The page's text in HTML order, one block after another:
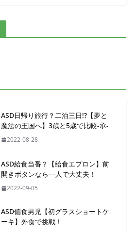
ASD日帰り旅行？二泊三日!?【夢と
魔法の王国へ】3歳と5歳で比較-承-
2022-08-28
ASD給食当番？【給食エプロン】前
開きボタンなら一人で大丈夫！
2022-09-05
ASD偏食男児【初グラスショートケ
ーキ】外食で挑戦！